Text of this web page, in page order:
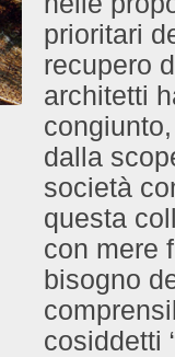
prioritari
recupero
architetti
dalla
società
questa
con mere
bisogno
cosiddetti